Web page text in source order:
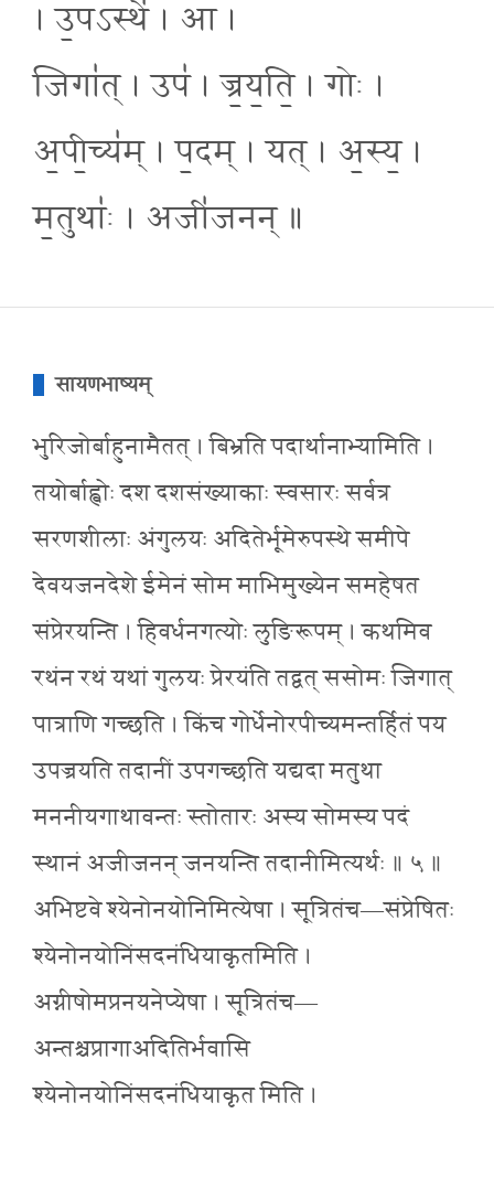
। उ॒पऽस्थे॑ । आ ।
जिगा॑त् । उप॑ । ज्र॒य॒ति॒ । गोः ।
अ॒पी॒च्य॑म् । प॒दम् । यत् । अ॒स्य॒ ।
म॒तुथाः॑ । अजी॑जनन् ॥
सायणभाष्यम्
भुरिजोर्बाहुनामैतत् । बिभ्रति पदार्थानाभ्यामिति ।
तयोर्बाह्वोः दश दशसंख्याकाः स्वसारः सर्वत्र
सरणशीलाः अंगुलयः अदितेर्भूमेरुपस्थे समीपे
देवयजनदेशे ईमेनं सोम माभिमुख्येन समहेषत
संप्रेरयन्ति । हिवर्धनगत्योः लुङिरूपम् । कथमिव
रथंन रथं यथां गुलयः प्रेरयंति तद्वत् ससोमः जिगात्
पात्राणि गच्छति । किंच गोर्धेनोरपीच्यमन्तर्हितं पय
उपज्रयति तदानीं उपगच्छति यद्यदा मतुथा
मननीयगाथावन्तः स्तोतारः अस्य सोमस्य पदं
स्थानं अजीजनन् जनयन्ति तदानीमित्यर्थः ॥ ५ ॥
अभिष्टवे श्येनोनयोनिमित्येषा । सूत्रितंच—संप्रेषितः
श्येनोनयोनिंसदनंधियाकृतमिति ।
अग्नीषोमप्रनयनेप्येषा । सूत्रितंच—
अन्तश्चप्रागाअदितिर्भवासि
श्येनोनयोनिंसदनंधियाकृत मिति ।